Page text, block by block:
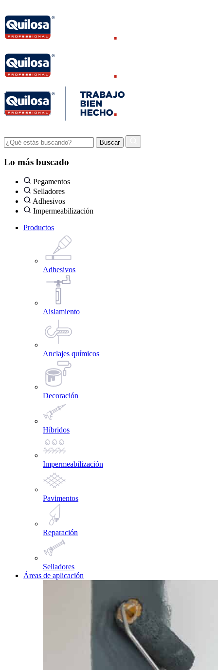
Lo más buscado
Pegamentos
Selladores
Adhesivos
Impermeabilización
Productos
Adhesivos
Aislamiento
Anclajes químicos
Decoración
Híbridos
Impermeabilización
Pavimentos
Reparación
Selladores
Áreas de aplicación